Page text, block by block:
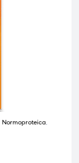
Normoproteica,